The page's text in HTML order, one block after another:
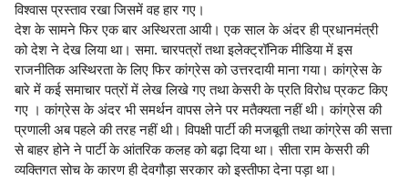
विश्वास प्रस्ताव रखा जिसमें वह हार गए।
देश के सामने फिर एक बार अस्थिरता आयी। एक साल के अंदर ही प्रधानमंत्री
को देश ने देख लिया था। समा. चारपत्रों तथा इलेक्ट्रॉनिक मीडिया में इस
राजनीतिक अस्थिरता के लिए फिर कांग्रेस को उत्तरदायी माना गया। कांग्रेस के
बारे में कई समाचार पत्रों में लेख लिखे गए तथा केसरी के प्रति विरोध प्रकट किए
गए । कांग्रेस के अंदर भी समर्थन वापस लेने पर मतैक्यता नहीं थी। कांग्रेस की
प्रणाली अब पहले की तरह नहीं थी। विपक्षी पार्टी की मजबूती तथा कांग्रेस की सत्ता
से बाहर होने ने पार्टी के आंतरिक कलह को बढ़ा दिया था। सीता राम केसरी की
व्यक्तिगत सोच के कारण ही देवगौड़ा सरकार को इस्तीफा देना पड़ा था।